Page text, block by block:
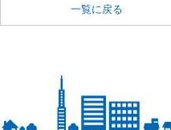
一覧に戻る